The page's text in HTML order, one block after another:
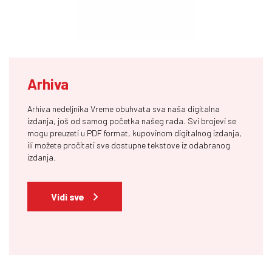
Arhiva
Arhiva nedeljnika Vreme obuhvata sva naša digitalna
izdanja, još od samog početka našeg rada. Svi brojevi se
mogu preuzeti u PDF format, kupovinom digitalnog izdanja,
ili možete pročitati sve dostupne tekstove iz odabranog
izdanja.
Vidi sve